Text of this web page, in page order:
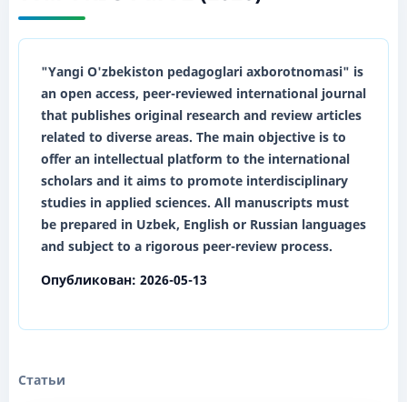
"Yangi O'zbekiston pedagoglari axborotnomasi" is
an open access, peer-reviewed international journal
that publishes original research and review articles
related to diverse areas. The main objective is to
offer an intellectual platform to the international
scholars and it aims to promote interdisciplinary
studies in applied sciences. All manuscripts must
be prepared in Uzbek, Englishor Russianlanguages
and subject to a rigorous peer-review process.
Опубликован: 2026-05-13
Статьи